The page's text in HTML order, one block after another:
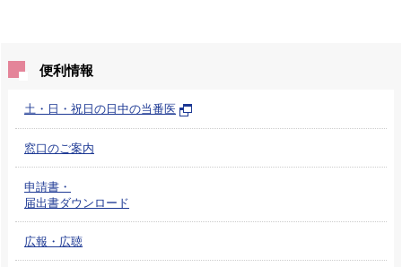
便利情報
土・日・祝日の日中の当番医
窓口のご案内
申請書・
届出書ダウンロード
広報・広聴